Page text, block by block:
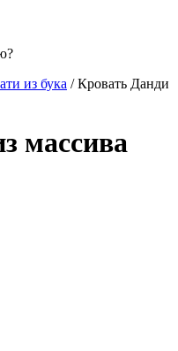
из бука / Кровать Данди
массива